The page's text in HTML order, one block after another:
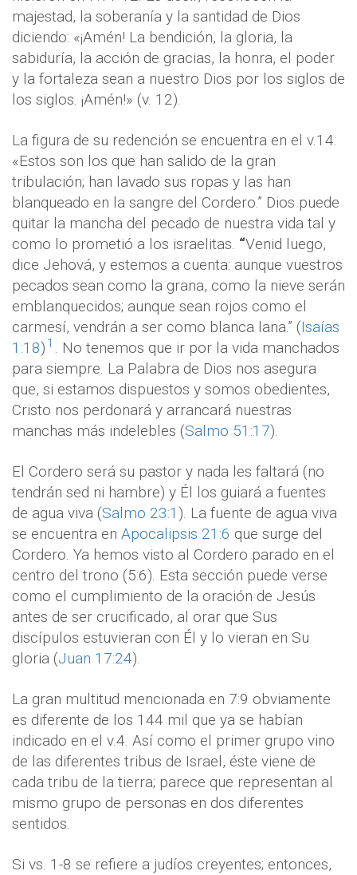
majestad, la soberanía y la santidad de Dios
diciendo: «¡Amén! La bendición, la gloria, la
sabiduría, la acción de gracias, la honra, el poder
y la fortaleza sean a nuestro Dios por los siglos de
los siglos. ¡Amén!» (v. 12).
La figura de su redención se encuentra en el v.14:
«Estos son los que han salido de la gran
tribulación; han lavado sus ropas y las han
blanqueado en la sangre del Cordero.” Dios puede
quitar la mancha del pecado de nuestra vida tal y
como lo prometió a los israelitas. “Venid luego,
dice Jehová, y estemos a cuenta: aunque vuestros
pecados sean como la grana, como la nieve serán
emblanquecidos; aunque sean rojos como el
carmesí, vendrán a ser como blanca lana.” (Isaías
1:18) 1 . No tenemos que ir por la vida manchados
para siempre. La Palabra de Dios nos asegura
que, si estamos dispuestos y somos obedientes,
Cristo nos perdonará y arrancará nuestras
manchas más indelebles (Salmo 51:17).
El Cordero será su pastor y nada les faltará (no
tendrán sed ni hambre) y Él los guiará a fuentes
de agua viva (Salmo 23:1 ). La fuente de agua viva
se encuentra en Apocalipsis 21:6 que surge del
Cordero. Ya hemos visto al Cordero parado en el
centro del trono (5:6). Esta sección puede verse
como el cumplimiento de la oración de Jesús
antes de ser crucificado, al orar que Sus
discípulos estuvieran con Él y lo vieran en Su
gloria (Juan 17:24).
La gran multitud mencionada en 7:9 obviamente
es diferente de los 144 mil que ya se habían
indicado en el v.4. Así como el primer grupo vino
de las diferentes tribus de Israel, éste viene de
cada tribu de la tierra; parece que representan al
mismo grupo de personas en dos diferentes
sentidos.
Si vs. 1-8 se refiere a judíos creyentes; entonces,